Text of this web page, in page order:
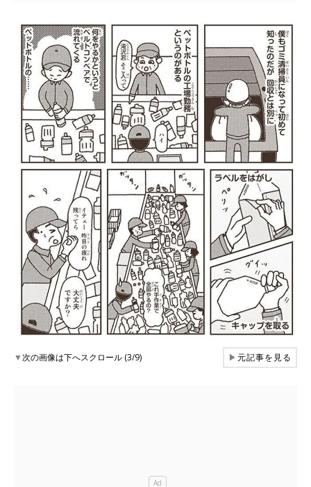
▼次の画像は下へスクロール (3/9) ▶元記事を見る